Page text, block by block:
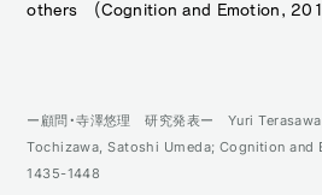
others (Cognition and Emotion,
ー顧問・寺澤悠理 研究発表ー Yuri
Tochizawa, Satoshi Umeda; Cognition and
1435-1448